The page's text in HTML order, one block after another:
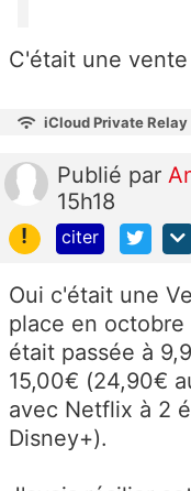
C'était une vente
iCloud Private Relay
Publié par
15h18
!
citer
Oui c'était une
place en
était passée à
15,00€ (24,90€
avec Netflix à 2
Disney+).